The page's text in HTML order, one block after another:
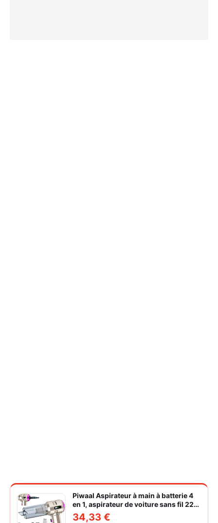
Piwaal Aspirateur à main à batterie 4
en 1, aspirateur de voiture sans fil 22
000 Pa avec moteur sans balais,
34,33 €